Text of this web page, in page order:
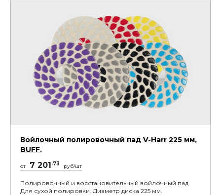
Войлочный полировочный пад V-Harr 225 мм,
BUFF.
от 7 201.73 руб/шт
Полировочный и восстановительный войлочный пад.
Для сухой полировки. Диаметр диска 225 мм.